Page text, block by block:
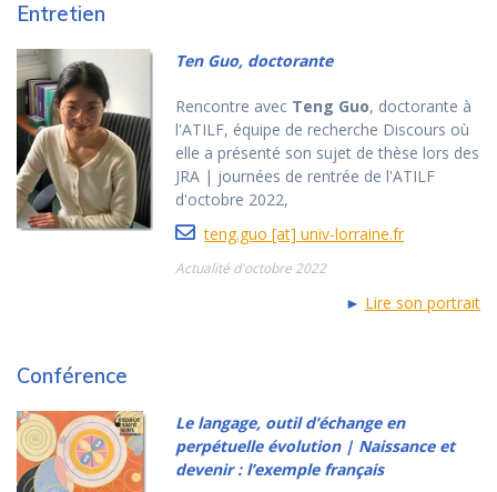
Entretien
Ten Guo, doctorante
Rencontre avec Teng Guo, doctorante à
l'ATILF, équipe de recherche Discours où
elle a présenté son sujet de thèse lors des
JRA | journées de rentrée de l'ATILF
d'octobre 2022,
teng.guo [at] univ-lorraine.fr
Actualité d'octobre 2022
► Lire son portrait
Conférence
Le langage, outil d’échange en
perpétuelle évolution | Naissance et
devenir : l’exemple français